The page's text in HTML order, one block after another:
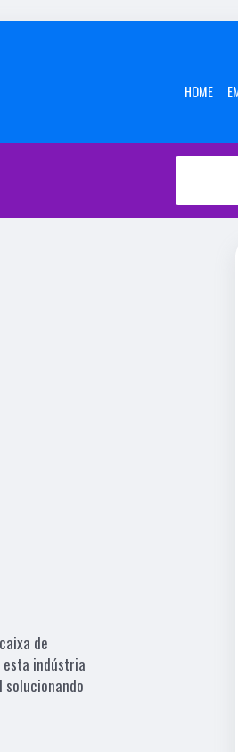
HOME
de
esta indústria
solucionando